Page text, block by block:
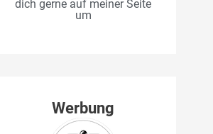
dich gerne auf meiner Seite
um
Werbung